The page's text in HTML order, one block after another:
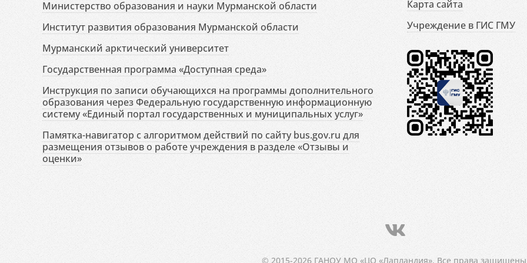
Министерство образования и науки Мурманской области
Институт развития образования Мурманской области
Мурманский арктический университет
Государственная программа «Доступная среда»
Инструкция по записи обучающихся на программы дополнительного
образования через Федеральную государственную информационную
систему «Единый портал государственных и муниципальных услуг»
Памятка-навигатор с алгоритмом действий по сайту bus.gov.ru для
размещения отзывов о работе учреждения в разделе «Отзывы и
оценки»
Карта сайта
Учреждение в ГИС ГМУ
© 2015-2026 ГАНОУ МО «ЦО «Лапландия». Все права